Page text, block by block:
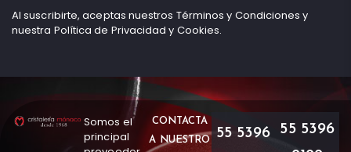
Al suscribirte, aceptas nuestros Términos y Condiciones y
nuestra Política de Privacidad y Cookies.
Somos el
principal
CONTACTA
A NUESTRO
55 5396
55 5396